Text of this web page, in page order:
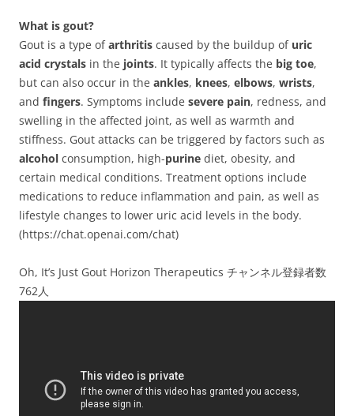
What is gout?
Gout is a type ofarthritis caused by the buildup of uric
acid crystals in the joints. It typically affects the big toe,
but can also occur in the ankles, knees, elbows, wrists,
and fingers. Symptoms include severe pain, redness, and
swelling in the affected joint, as well as warmth and
stiffness. Gout attacks can be triggered by factors such as
alcohol consumption, high-purine diet, obesity, and
certain medical conditions. Treatment options include
medications to reduce inflammation and pain, as well as
lifestyle changes to lower uric acid levels in the body.
(https://chat.openai.com/chat)
Oh, It’s Just Gout Horizon Therapeutics チャンネル登録者数
762人